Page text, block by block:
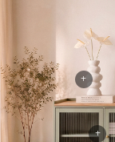
+
+